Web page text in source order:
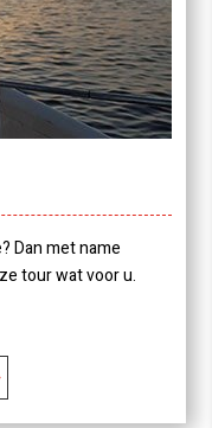
Dan met name
tour wat voor u.